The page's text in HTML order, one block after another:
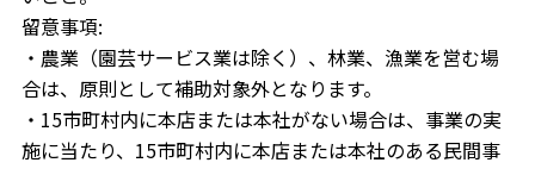
留意事項:
・農業（園芸サービス業は除く）、林業、漁業を営む場
合は、原則として補助対象外となります。
・15市町村内に本店または本社がない場合は、事業の実
施に当たり、15市町村内に本店または本社のある民間事